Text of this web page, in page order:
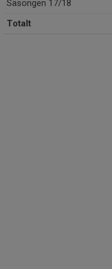
Säsongen 17/18
Totalt